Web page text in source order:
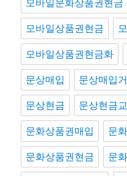
모바일문화상품권현금
모바일상품권현금
모바일상품권현금화
문상매입 문상매입
문상현금 문상현금
문화상품권매입 문
문화상품권현금 문